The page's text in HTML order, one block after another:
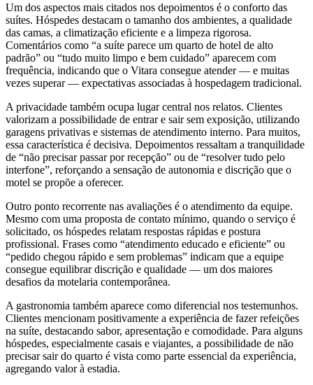
Um dos aspectos mais citados nos depoimentos é o conforto das
suítes. Hóspedes destacam o tamanho dos ambientes, a qualidade
das camas, a climatização eficiente e a limpeza rigorosa.
Comentários como “a suíte parece um quarto de hotel de alto
padrão” ou “tudo muito limpo e bem cuidado” aparecem com
frequência, indicando que o Vitara consegue atender — e muitas
vezes superar — expectativas associadas à hospedagem tradicional.
A privacidade também ocupa lugar central nos relatos. Clientes
valorizam a possibilidade de entrar e sair sem exposição, utilizando
garagens privativas e sistemas de atendimento interno. Para muitos,
essa característica é decisiva. Depoimentos ressaltam a tranquilidade
de “não precisar passar por recepção” ou de “resolver tudo pelo
interfone”, reforçando a sensação de autonomia e discrição que o
motel se propõe a oferecer.
Outro ponto recorrente nas avaliações é o atendimento da equipe.
Mesmo com uma proposta de contato mínimo, quando o serviço é
solicitado, os hóspedes relatam respostas rápidas e postura
profissional. Frases como “atendimento educado e eficiente” ou
“pedido chegou rápido e sem problemas” indicam que a equipe
consegue equilibrar discrição e qualidade — um dos maiores
desafios da motelaria contemporânea.
A gastronomia também aparece como diferencial nos testemunhos.
Clientes mencionam positivamente a experiência de fazer refeições
na suíte, destacando sabor, apresentação e comodidade. Para alguns
hóspedes, especialmente casais e viajantes, a possibilidade de não
precisar sair do quarto é vista como parte essencial da experiência,
agregando valor à estadia.